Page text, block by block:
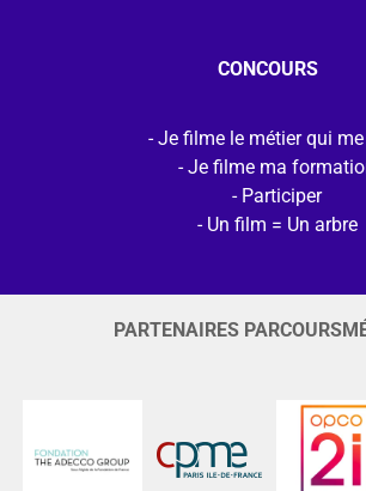
CONCOURS
Je filme le métier qui
Je filme ma
Participer
Un film = Un arbre
PARTENAIRES